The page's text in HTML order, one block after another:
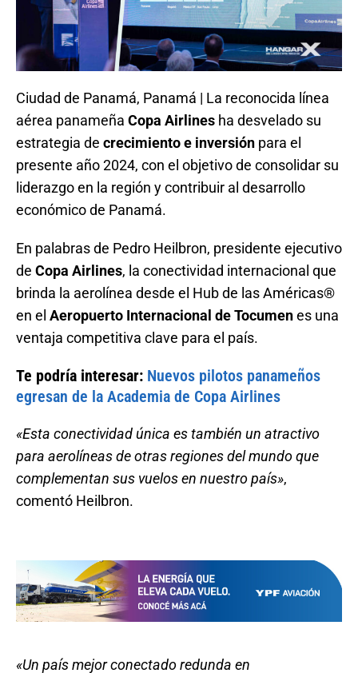
Ciudad de Panamá, Panamá | La reconocida línea
aérea panameña Copa Airlines ha desvelado su
estrategia de crecimiento e inversión para el
presente año 2024, con el objetivo de consolidar su
liderazgo en la región y contribuir al desarrollo
económico de Panamá.
En palabras de Pedro Heilbron, presidente ejecutivo
de Copa Airlines, la conectividad internacional que
brinda la aerolínea desde el Hub de las Américas®
en el Aeropuerto Internacional de Tocumenes una
ventaja competitiva clave para el país.
Te podría interesar: Nuevos pilotos panameños
egresan de la Academia de Copa Airlines
«Esta conectividad única es también un atractivo
para aerolíneas de otras regiones del mundo que
complementan sus vuelos en nuestro país»,
comentó Heilbron.
«Un país mejor conectado redunda en